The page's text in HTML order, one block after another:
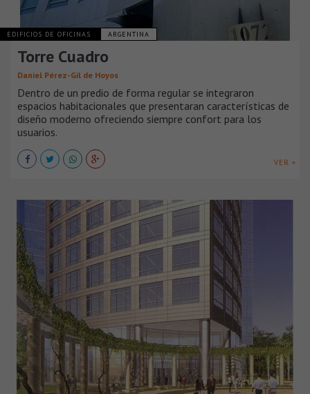
EDIFICIOS DE OFICINAS ARGENTINA
Torre Cuadro
Daniel Pérez-Gil de Hoyos
Dentro de un predio de forma regular se integraron
espacios habitacionales que presentaran características de
diseño moderno ofreciendo siempre confort para los
usuarios.
VER +